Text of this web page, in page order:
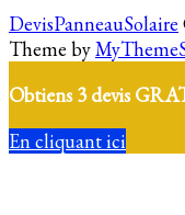
DevisPanneauSolaire
Theme by
Obtiens 3 devis
En cliquant ici